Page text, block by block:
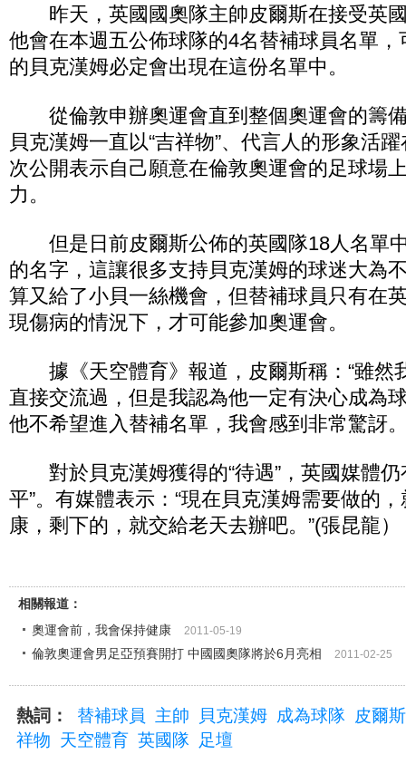
昨天，英國國奧隊主帥皮爾斯在接受英
他會在本週五公佈球隊的4名替補球員名單
的貝克漢姆必定會出現在這份名單中。
從倫敦申辦奧運會直到整個奧運會的籌
貝克漢姆一直以“吉祥物”、代言人的形象活
次公開表示自己願意在倫敦奧運會的足球場
力。
但是日前皮爾斯公佈的英國隊18人名單
的名字，這讓很多支持貝克漢姆的球迷大為
算又給了小貝一絲機會，但替補球員只有在
現傷病的情況下，才可能參加奧運會。
據《天空體育》報道，皮爾斯稱：“雖然
直接交流過，但是我認為他一定有決心成為
他不希望進入替補名單，我會感到非常驚訝
對於貝克漢姆獲得的“待遇”，英國媒體仍
平”。有媒體表示：“現在貝克漢姆需要做的
康，剩下的，就交給老天去辦吧。”(張昆龍）
相關報道：
奧運會前，我會保持健康
2011-05-19
倫敦奧運會男足亞預賽開打 中國國奧隊將於6月亮相 2011-02-25
熱詞： 替補球員 主帥 貝克漢姆 成為球隊
皮爾斯
祥物 天空體育 英國隊 足壇